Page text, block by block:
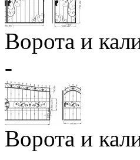
Ворота и
-
Ворота и